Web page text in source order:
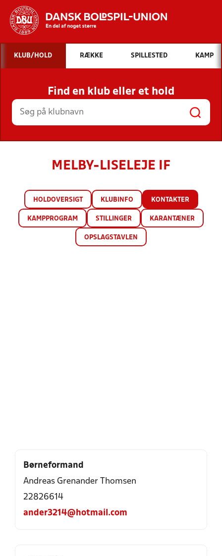
Hvad vil du søge efter?
INDHOLD OG NYHEDER
STILLINGER, RESULTATER, KLUBBER OG
HOLD
KLUB/HOLD RÆKKE SPILLESTED KAMP
Find en klub eller et hold
MELBY-LISELEJE IF
HOLDOVERSIGT KLUBINFO KONTAKTER
KAMPPROGRAM STILLINGER KARANTÆNER
OPSLAGSTAVLEN
Børneformand
Andreas Grenander Thomsen
22826614
ander3214@hotmail.com